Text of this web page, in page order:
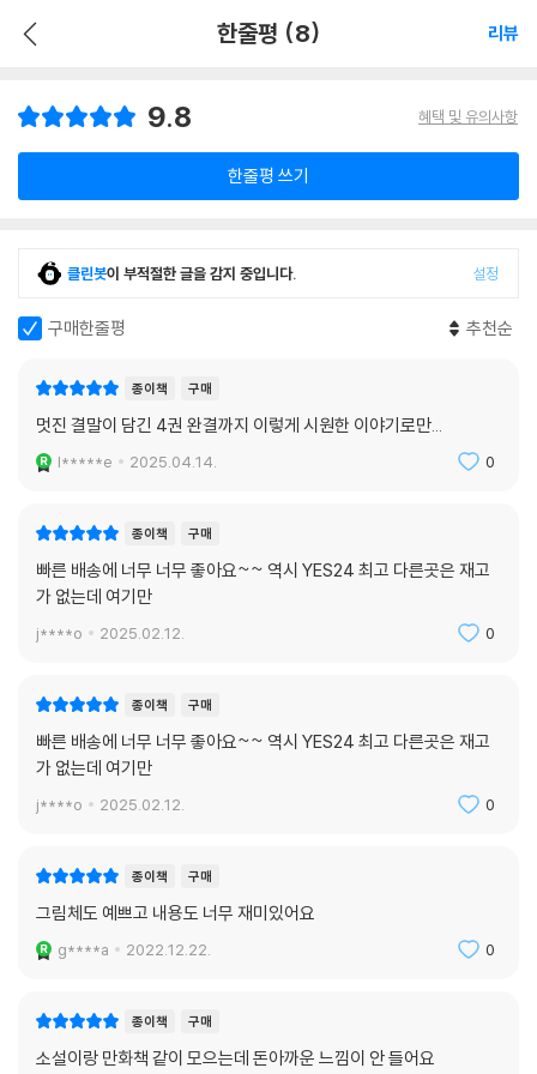
한줄평 (8) 리뷰
9.8 혜택 및 유의사항
한줄평 쓰기
클린봇이 부적절한 글을 감지 중입니다. 설정
구매한줄평 추천순
종이책 구매
멋진 결말이 담긴 4권 완결까지 이렇게 시원한 이야기로만...
l*****e 2025.04.14. 0
종이책 구매
빠른 배송에 너무 너무 좋아요~~ 역시 YES24 최고 다른곳은 재고
가 없는데 여기만
j****o 2025.02.12. 0
종이책 구매
빠른 배송에 너무 너무 좋아요~~ 역시 YES24 최고 다른곳은 재고
가 없는데 여기만
j****o 2025.02.12. 0
종이책 구매
그림체도 예쁘고 내용도 너무 재미있어요
g****a 2022.12.22. 0
종이책 구매
소설이랑 만화책 같이 모으는데 돈아까운 느낌이 안 들어요